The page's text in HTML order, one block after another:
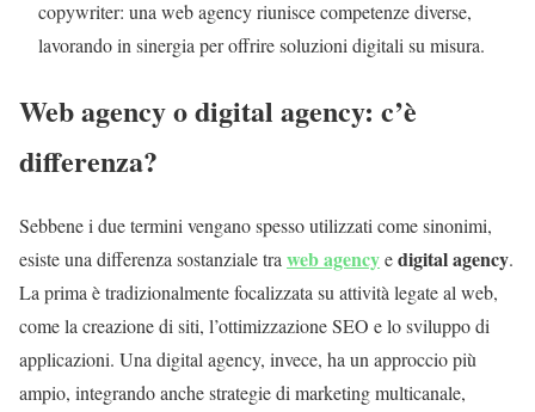
copywriter: una web agency riunisce competenze diverse,
lavorando in sinergia per offrire soluzioni digitali su misura.
Web agency o digital agency: c’è
differenza?
Sebbene i due termini vengano spesso utilizzati come sinonimi,
esiste una differenza sostanziale traweb agencyedigital agency.
La prima è tradizionalmente focalizzata su attività legate al web,
come la creazione di siti, l’ottimizzazione SEO e lo sviluppo di
applicazioni. Una digital agency, invece, ha un approccio più
ampio, integrando anche strategie di marketing multicanale,